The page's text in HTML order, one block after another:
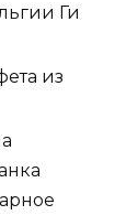
Ги
из